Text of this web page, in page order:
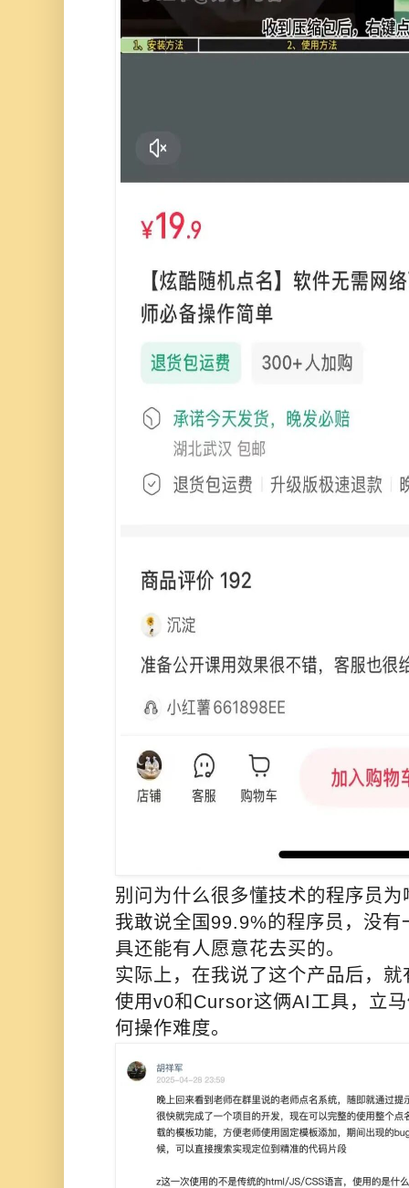
别问为什么很多懂技术的程序员
我敢说全国99.9%的程序员，没
具还能有人愿意花去买的。
实际上，在我说了这个产品后，
使用v0和Cursor这俩AI工具，立
何操作难度。